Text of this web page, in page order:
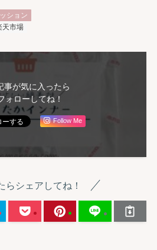
ション
天市場
事が気に入ったら
ォローしてね！
Follow Me
らシェアしてね！